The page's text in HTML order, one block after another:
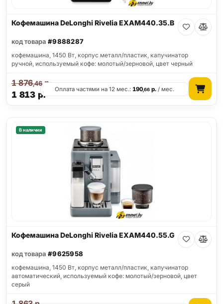
Кофемашина DeLonghi Rivelia EXAM440.35.B
код товара #9888287
кофемашина, 1450 Вт, корпус металл/пластик, капучинатор
ручной, используемый кофе: молотый/зерновой, цвет черный
1 813 р.
1 876,46р.
Оплата частями на 12 мес.:190,66 р. / мес.
В наличии
Кофемашина DeLonghi Rivelia EXAM440.55.G
код товара #9625958
кофемашина, 1450 Вт, корпус металл/пластик, капучинатор
автоматический, используемый кофе: молотый/зерновой, цвет
серый